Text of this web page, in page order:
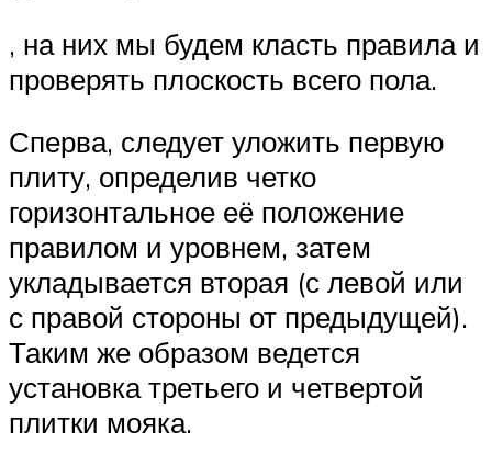
, на них мы будем класть правила и
проверять плоскость всего пола.
Сперва, следует уложить первую
плиту, определив четко
горизонтальное её положение
правилом и уровнем, затем
укладывается вторая (с левой или
с правой стороны от предыдущей).
Таким же образом ведется
установка третьего и четвертой
плитки мояка.